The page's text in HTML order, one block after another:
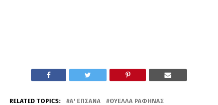
RELATED TOPICS: Α' ΕΠΣΑΝΑ ΘΎΕΛΛΑ ΡΑΦΉΝΑΣ